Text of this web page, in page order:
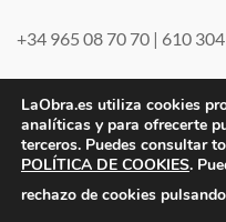
+34 965 08 70 70 | 610
Electro JJ San Juan, S.L. |
LaObra.es utiliza cookies
analíticas y para ofrecerte
terceros. Puedes consultar
POLÍTICA DE COOKIES.
rechazo de cookies